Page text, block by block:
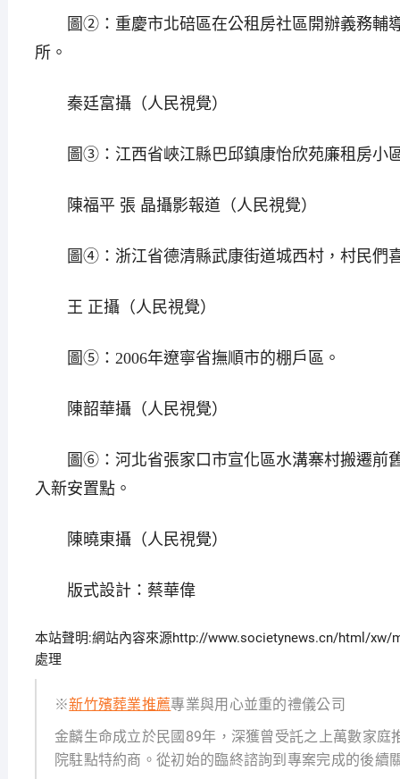
圖②：重慶市北碚區在公租房社區開辦義務輔
所。
秦廷富攝（人民視覺）
圖③：江西省峽江縣巴邱鎮康怡欣苑廉租房小
陳福平 張 晶攝影報道（人民視覺）
圖④：浙江省德清縣武康街道城西村，村民們
王 正攝（人民視覺）
圖⑤：2006年遼寧省撫順市的棚戶區。
陳韶華攝（人民視覺）
圖⑥：河北省張家口市宣化區水溝寨村搬遷前
入新安置點。
陳曉東攝（人民視覺）
版式設計：蔡華偉
本站聲明:網站內容來源http://www.societynews.cn/html/xw/
處理
※新竹殯葬業推薦專業與用心並重的禮儀公司
金麟生命成立於民國89年，深獲曾受託之上萬數家庭
院駐點特約商。從初始的臨終諮詢到專案完成的後續